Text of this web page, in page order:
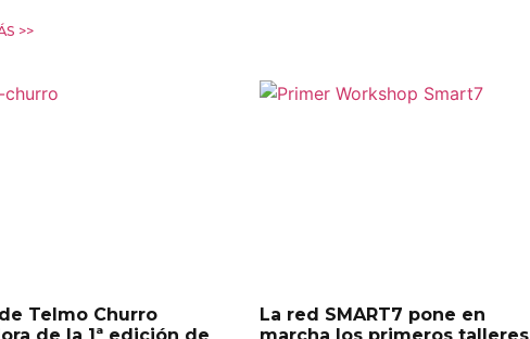
>>
Telmo Churro
La red SMART7 pone en